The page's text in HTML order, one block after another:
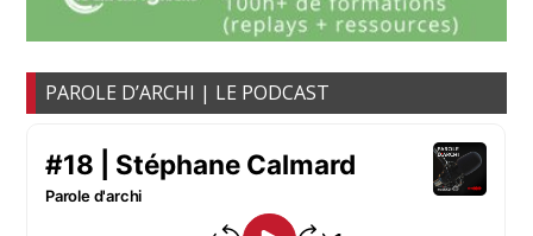
PAROLE D’ARCHI | LE PODCAST